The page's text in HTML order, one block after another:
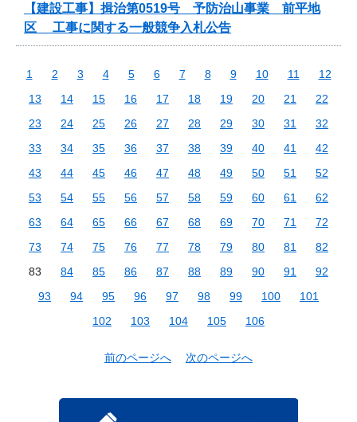
【建設工事】揖治第0519号 予防治山事業 前平地
区 工事に関する一般競争入札公告
1 2 3 4 5 6 7 8 9 10 11
12
13
14 15 16 17 18 19 20 21
22
23
24 25 26 27 28 29 30 31
32
33
34 35 36 37 38 39 40 41
42
43
44 45 46 47 48 49 50 51
52
53
54 55 56 57 58 59 60 61
62
63
64 65 66 67 68 69 70 71
72
73
74 75 76 77 78 79 80 81
82
83
84 85 86 87 88 89 90 91
92
93
94 95 96 97 98 99 100
101
102
103 104 105 106
前のページへ 次のページへ